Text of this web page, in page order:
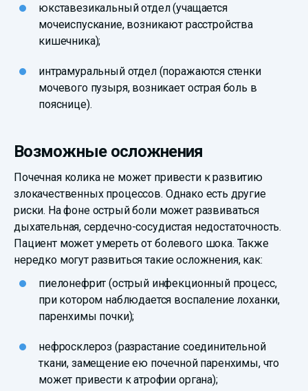
юкставезикальный отдел (учащается
мочеиспускание, возникают расстройства
кишечника);
интрамуральный отдел (поражаются стенки
мочевого пузыря, возникает острая боль в
пояснице).
Возможные осложнения
Почечная колика не может привести к развитию
злокачественных процессов. Однако есть другие
риски. На фоне острый боли может развиваться
дыхательная, сердечно-сосудистая недостаточность.
Пациент может умереть от болевого шока. Также
нередко могут развиться такие осложнения, как:
пиелонефрит (острый инфекционный процесс,
при котором наблюдается воспаление лоханки,
паренхимы почки);
нефросклероз (разрастание соединительной
ткани, замещение ею почечной паренхимы, что
может привести к атрофии органа);